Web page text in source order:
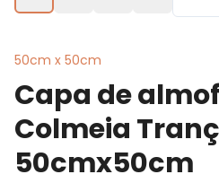
50cm x 50cm
Capa de
Colmeia
50cmx50cm